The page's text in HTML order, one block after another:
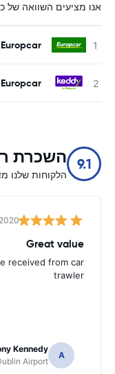
אנו מציעים השוואה של
Europcar
9.1 השכרת
הלקוחות שלנו מדרגים
Great value
received from car
trawler
A
Kennedy
Airport